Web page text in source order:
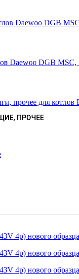
ПРОЧЕЕ